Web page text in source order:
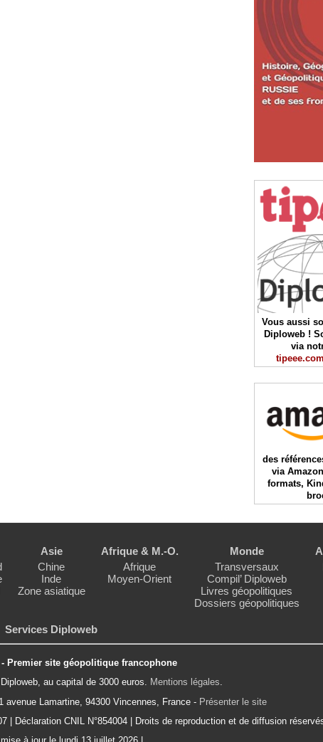
Vous aussi
Diploweb !
via
des
via
formats,
Asie
Chine
Inde
Zone asiatique
Afrique & M.-O.
Afrique
Moyen-Orient
Monde
Transversaux
Compil’ Diploweb
Livres géopolitiques
Dossiers géopolitiques
Services Diploweb
- Premier site géopolitique francophone
au capital de 3000 euros. Mentions légales.
avenue Lamartine, 94300 Vincennes, France - Présenter le site
| Déclaration CNIL N°854004 | Droits de reproduction et de diffusion